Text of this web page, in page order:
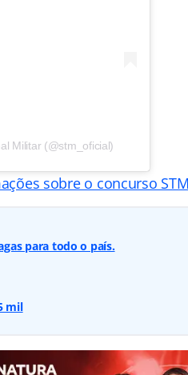
Militar (@stm_oficial)
sobre o concurso
para todo o país.
mil